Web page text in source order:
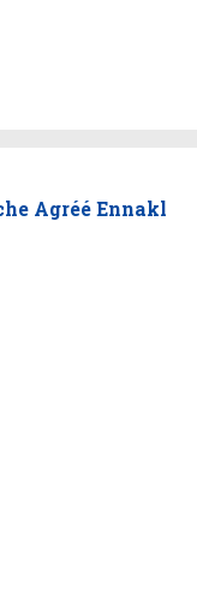
Agréé Ennakl